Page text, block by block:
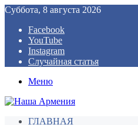
Суббота, 8 августа 2026
Facebook
YouTube
Instagram
Случайная статья
Меню
ГЛАВНАЯ